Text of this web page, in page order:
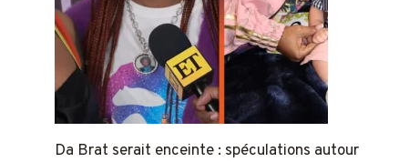
Da Brat serait enceinte : spéculations autour